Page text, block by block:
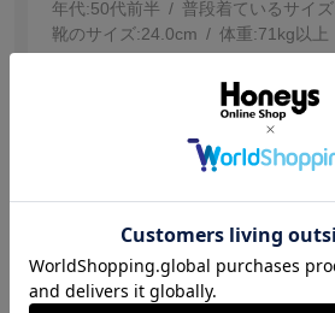
年代:50代前半 普段着ているサイ
靴のサイズ:24.0cm 体重:71kg以上
素敵です。でも私には袖が短いです。
サイズ選びが重要です。